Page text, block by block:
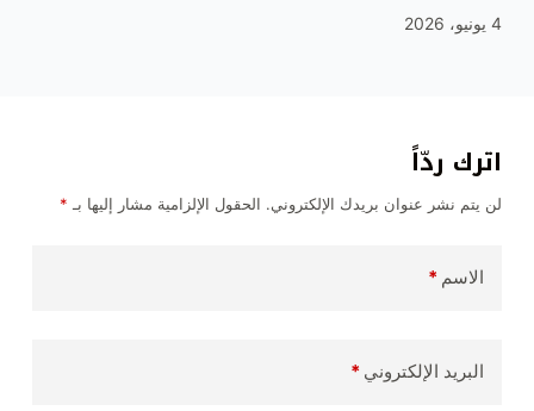
4 يونيو، 2026
اترك ردّاً
لن يتم نشر عنوان بريدك الإلكتروني. الحقول الإلزامية مشار إليها بـ *
الاسم *
البريد الإلكتروني *